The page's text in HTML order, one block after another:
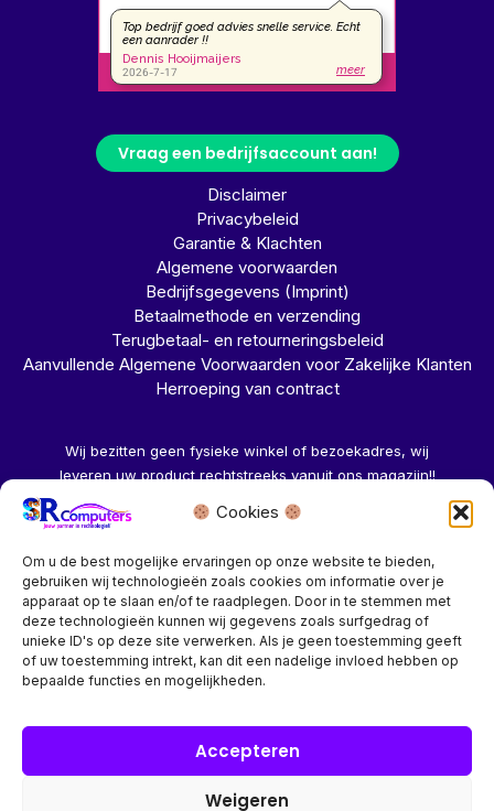
Cookies
Om u de best mogelijke ervaringen op onze website te bieden,
gebruiken wij technologieën zoals cookies om informatie over je
apparaat op te slaan en/of te raadplegen. Door in te stemmen met
deze technologieën kunnen wij gegevens zoals surfgedrag of
unieke ID's op deze site verwerken. Als je geen toestemming geeft
of uw toestemming intrekt, kan dit een nadelige invloed hebben op
bepaalde functies en mogelijkheden.
Accepteren
Weigeren
Vraag een bedrijfsaccount aan!
Disclaimer
Privacybeleid
Garantie & Klachten
Algemene voorwaarden
Bedrijfsgegevens (Imprint)
Betaalmethode en verzending
Terugbetaal- en retourneringsbeleid
Aanvullende Algemene Voorwaarden voor Zakelijke Klanten
Herroeping van contract
Wij bezitten geen fysieke winkel of bezoekadres, wij
leveren uw product rechtstreeks vanuit ons magazijn!!
Herroeping aanvragen →
Bedrijf? vraag een account aan voor speciale prijzen!